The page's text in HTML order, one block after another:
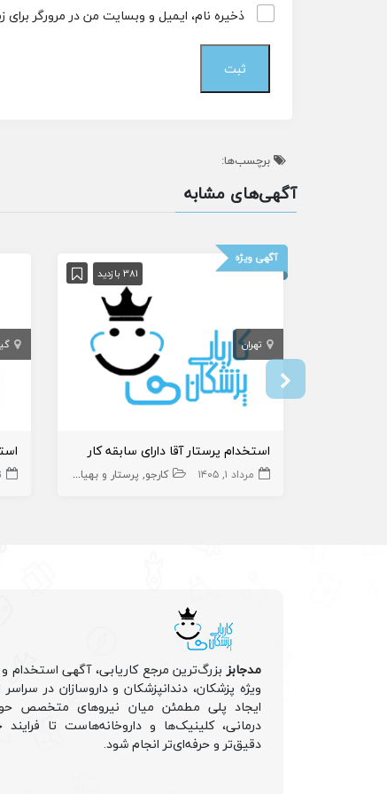
ذخیره نام، ایمیل و وبسایت من در مرورگر
برچسب‌ها:
آگهی‌های مشابه
آگهی ویژه
381 بازدید
تهران
استخدام پرستار آقا دارای سابقه کار
مرداد ۱, ۱۴۰۵ کارجو پرستار و بهیار
مدجابزبزرگ‌ترین مرجع کاریابی، آگهی استخدام
ویژه پزشکان، دندانپزشکان و داروسازان در
ایجاد پلی مطمئن میان نیروهای متخصص
درمانی، کلینیک‌ها و داروخانه‌هاست تا
دقیق‌تر و حرفه‌ای‌تر انجام شود.